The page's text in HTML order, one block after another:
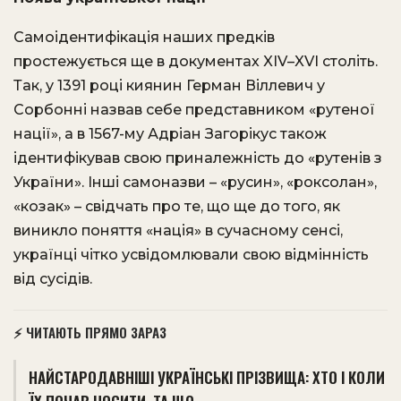
Самоідентифікація наших предків
простежується ще в документах XIV–XVI століть.
Так, у 1391 році киянин Герман Віллевич у
Сорбонні назвав себе представником «рутеної
нації», а в 1567-му Адріан Загорікус також
ідентифікував свою приналежність до «рутенів з
України». Інші самоназви – «русин», «роксолан»,
«козак» – свідчать про те, що ще до того, як
виникло поняття «нація» в сучасному сенсі,
українці чітко усвідомлювали свою відмінність
від сусідів.
⚡ ЧИТАЮТЬ ПРЯМО ЗАРАЗ
НАЙСТАРОДАВНІШІ УКРАЇНСЬКІ ПРІЗВИЩА: ХТО І КОЛИ